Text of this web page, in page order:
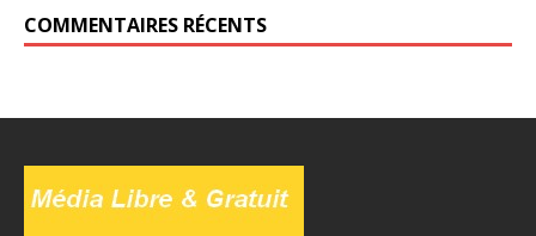
COMMENTAIRES RÉCENTS